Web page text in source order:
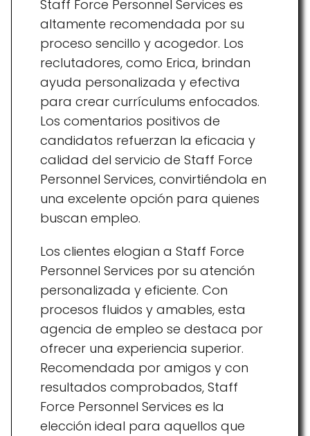
Staff Force Personnel Services es
altamente recomendada por su
proceso sencillo y acogedor. Los
reclutadores, como Erica, brindan
ayuda personalizada y efectiva
para crear currículums enfocados.
Los comentarios positivos de
candidatos refuerzan la eficacia y
calidad del servicio de Staff Force
Personnel Services, convirtiéndola en
una excelente opción para quienes
buscan empleo.
Los clientes elogian a Staff Force
Personnel Services por su atención
personalizada y eficiente. Con
procesos fluidos y amables, esta
agencia de empleo se destaca por
ofrecer una experiencia superior.
Recomendada por amigos y con
resultados comprobados, Staff
Force Personnel Services es la
elección ideal para aquellos que